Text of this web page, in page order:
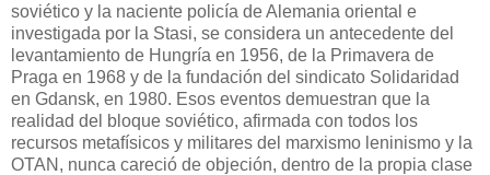
soviético y la naciente policía de Alemania oriental e
investigada por la Stasi, se considera un antecedente del
levantamiento de Hungría en 1956, de la Primavera de
Praga en 1968 y de la fundación del sindicato Solidaridad
en Gdansk, en 1980. Esos eventos demuestran que la
realidad del bloque soviético, afirmada con todos los
recursos metafísicos y militares del marxismo leninismo y la
OTAN, nunca careció de objeción, dentro de la propia clase